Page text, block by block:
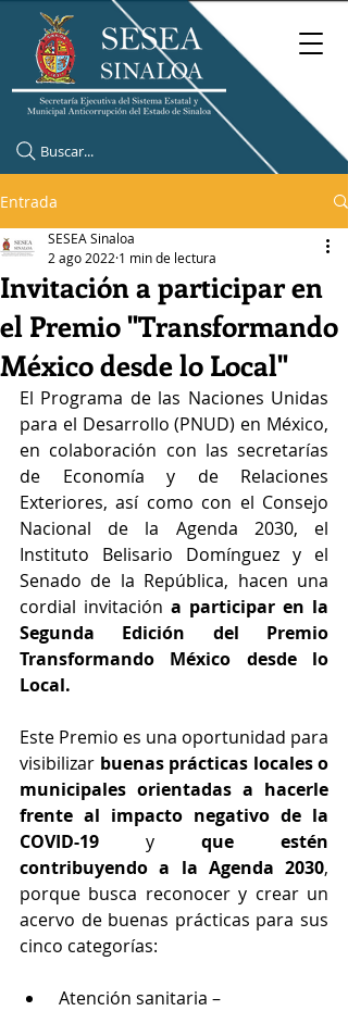
Buscar...
Entrada
Invitación a participar en
el Premio "Transformando
México desde lo Local"
SESEA Sinaloa
2 ago 2022 1 min de lectura
El Programa de las Naciones Unidas
para el Desarrollo (PNUD) en México,
en colaboración con las secretarías
de Economía y de Relaciones
Exteriores, así como con el Consejo
Nacional de la Agenda 2030, el
Instituto Belisario Domínguez y el
Senado de la República, hacen una
cordial invitación a participar en la
Segunda Edición del Premio
Transformando México desde lo
Local.
Este Premio es una oportunidad para
visibilizar buenas prácticas locales o
municipales orientadas a hacerle
frente al impacto negativo de la
COVID-19 y que estén
contribuyendo a la Agenda 2030,
porque busca reconocer y crear un
acervo de buenas prácticas para sus
cinco categorías: